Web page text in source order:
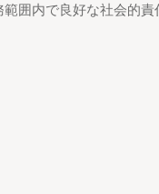
囲内で良好な社会的責